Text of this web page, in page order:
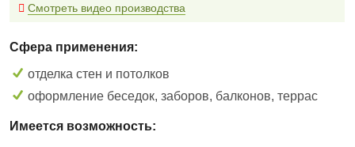
Смотреть видео производства
Сфера применения:
отделка стен и потолков
оформление беседок, заборов, балконов, террас
Имеется возможность: